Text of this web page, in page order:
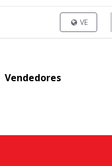
VE
Vendedores